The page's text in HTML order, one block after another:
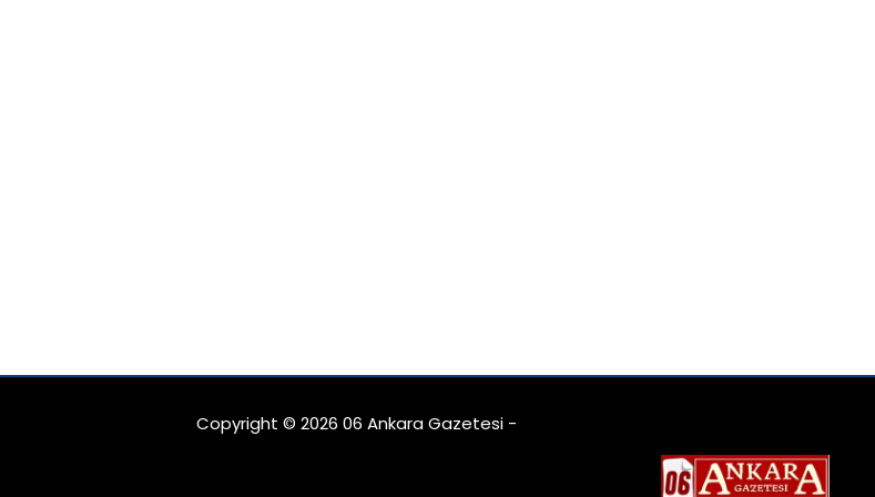
Copyright © 2026 06 Ankara Gazetesi -